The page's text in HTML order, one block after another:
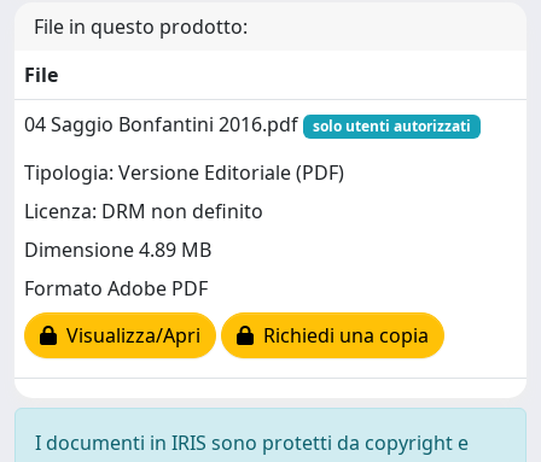
File in questo prodotto:
File
04 Saggio Bonfantini 2016.pdf
solo utenti autorizzati
Tipologia: Versione Editoriale (PDF)
Licenza: DRM non definito
Dimensione 4.89 MB
Formato Adobe PDF
Visualizza/Apri
Richiedi una copia
I documenti in IRIS sono protetti da copyright e